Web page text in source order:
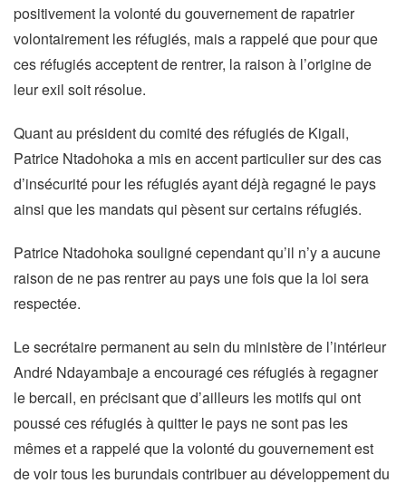
positivement la volonté du gouvernement de rapatrier
volontairement les réfugiés, mais a rappelé que pour que
ces réfugiés acceptent de rentrer, la raison à l’origine de
leur exil soit résolue.
Quant au président du comité des réfugiés de Kigali,
Patrice Ntadohoka a mis en accent particulier sur des cas
d’insécurité pour les réfugiés ayant déjà regagné le pays
ainsi que les mandats qui pèsent sur certains réfugiés.
Patrice Ntadohoka souligné cependant qu’il n’y a aucune
raison de ne pas rentrer au pays une fois que la loi sera
respectée.
Le secrétaire permanent au sein du ministère de l’intérieur
André Ndayambaje a encouragé ces réfugiés à regagner
le bercail, en précisant que d’ailleurs les motifs qui ont
poussé ces réfugiés à quitter le pays ne sont pas les
mêmes et a rappelé que la volonté du gouvernement est
de voir tous les burundais contribuer au développement du